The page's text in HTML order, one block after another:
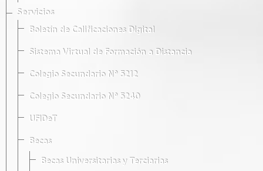
Servicios
Boletín de Calificaciones Digital
Sistema Virtual de Formación a Distancia
Colegio Secundario Nº 5212
Colegio Secundario Nº 5240
UFIDeT
Becas
Becas Universitarias y Terciarias